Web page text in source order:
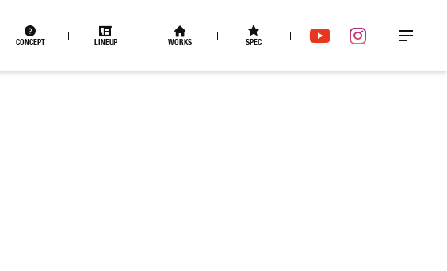
CONCEPT LINEUP WORKS SPEC
YouTubeInstagram
ニュー